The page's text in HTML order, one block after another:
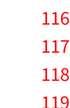
116
117
118